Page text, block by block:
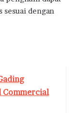
sesuai dengan
Commercial